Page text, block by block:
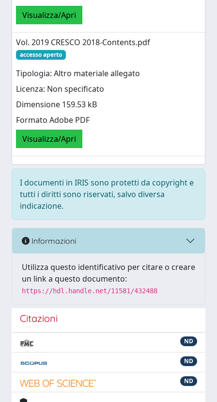
Visualizza/Apri
Vol. 2019 CRESCO 2018-Contents.pdf
accesso aperto
Tipologia: Altro materiale allegato
Licenza: Non specificato
Dimensione 159.53 kB
Formato Adobe PDF
Visualizza/Apri
I documenti in IRIS sono protetti da copyright e
tutti i diritti sono riservati, salvo diversa
indicazione.
Informazioni
Utilizza questo identificativo per citare o creare
un link a questo documento:
https://hdl.handle.net/11581/432488
Citazioni
ND
ND
ND